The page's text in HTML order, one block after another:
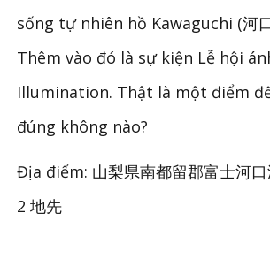
sống tự nhiên hồ Kawaguchi (河
Thêm vào đó là sự kiện Lễ hội
Illumination. Thật là một điểm
đúng không nào?
Địa điểm: 山梨県南都留郡富士河
2 地先